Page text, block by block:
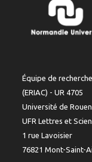
Équipe de
(ERIAC) - UR 4705
Université de
UFR Lettres et
1 rue Lavoisier
76821 Mont-Saint-